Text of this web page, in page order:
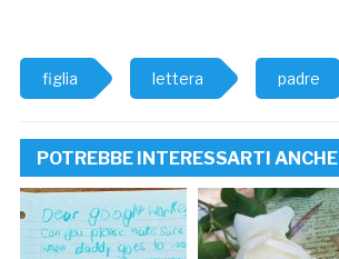
figlia lettera padre
POTREBBE INTERESSARTI ANCHE